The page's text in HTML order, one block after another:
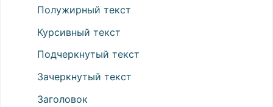
Полужирный текст
Курсивный текст
Подчеркнутый текст
Зачеркнутый текст
Заголовок